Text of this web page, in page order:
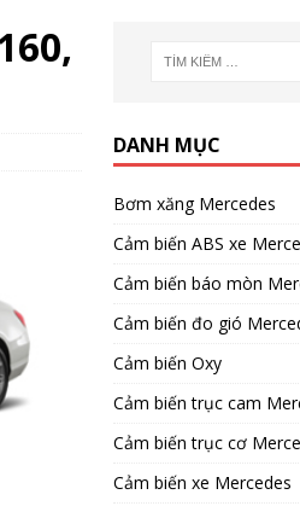
DANH MỤC
Bơm xăng Mercedes
Cảm biến ABS xe
Cảm biến báo mòn
Cảm biến đo gió
Cảm biến Oxy
Cảm biến trục cam
Cảm biến trục cơ
Cảm biến xe Mercedes